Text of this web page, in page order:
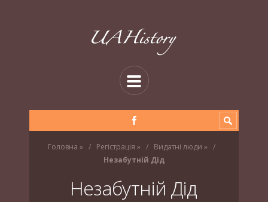
Головна » Регістрація » Видатні люди »
Незабутній Дід
Незабутній Дід